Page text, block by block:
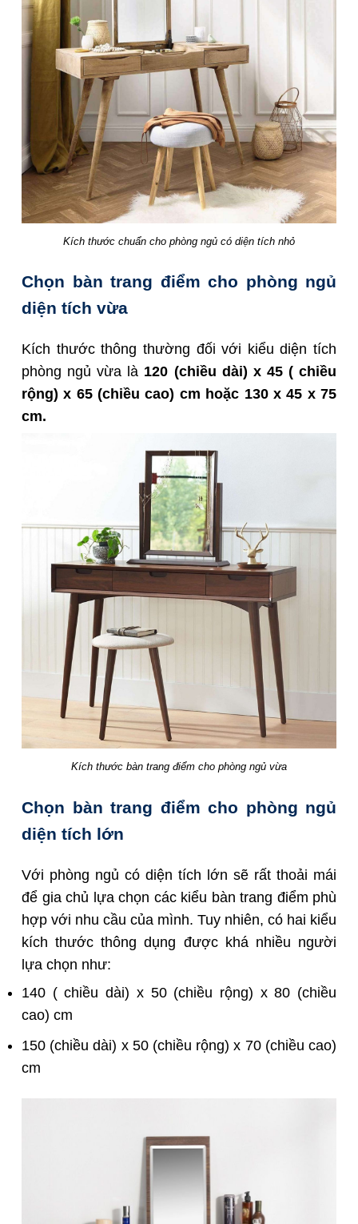
Kích thước chuẩn cho phòng ngủ có diện tích nhỏ
Chọn bàn trang điểm cho phòng ngủ
diện tích vừa
Kích thước thông thường đối với kiểu diện tích
phòng ngủ vừa là 120 (chiều dài) x 45 ( chiều
rộng) x 65 (chiều cao) cm hoặc 130 x 45 x 75
cm.
Kích thước bàn trang điểm cho phòng ngủ vừa
Chọn bàn trang điểm cho phòng ngủ
diện tích lớn
Với phòng ngủ có diện tích lớn sẽ rất thoải mái
để gia chủ lựa chọn các kiểu bàn trang điểm phù
hợp với nhu cầu của mình. Tuy nhiên, có hai kiểu
kích thước thông dụng được khá nhiều người
lựa chọn như:
140 ( chiều dài) x 50 (chiều rộng) x 80 (chiều
cao) cm
150 (chiều dài) x 50 (chiều rộng) x 70 (chiều cao)
cm